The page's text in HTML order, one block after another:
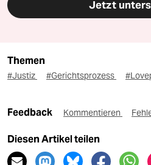
Jetzt
Themen
#Justiz #Gerichtsprozess
Feedback Kommentieren
Diesen Artikel teilen